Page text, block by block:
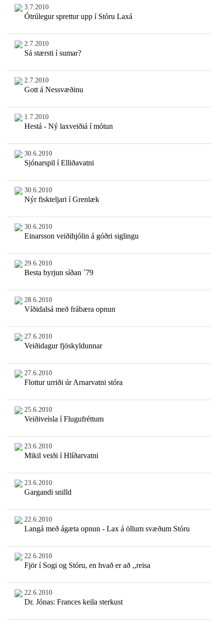
3.7.2010
Ótrúlegur sprettur upp í Stóru Laxá
2.7.2010
Sá stærsti í sumar?
2.7.2010
Gott á Nessvæðinu
1.7.2010
Hestá - Ný laxveiðiá í mótun
30.6.2010
Sjónarspil í Elliðavatni
30.6.2010
Nýr fiskteljari í Grenlæk
30.6.2010
Einarsson veiðihjólin á góðri siglingu
29.6.2010
Besta byrjun síðan ´79
28.6.2010
Víðidalsá með frábæra opnun
27.6.2010
Veiðidagur fjöskyldunnar
27.6.2010
Flottur urriði úr Arnarvatni stóra
25.6.2010
Veiðiveisla í Flugufréttum
23.6.2010
Mikil veiði í Hlíðarvatni
23.6.2010
Gargandi snilld
22.6.2010
Langá með ágæta opnun - Lax á öllum svæðum Stóru
22.6.2010
Fjör í Sogi og Stóru, en hvað er að ,,reisa
22.6.2010
Dr. Jónas: Frances keila sterkust